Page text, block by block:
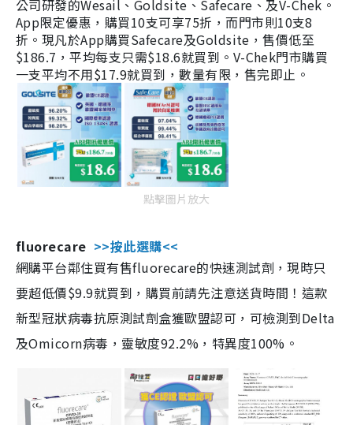
公司研發的Wesail、Goldsite、Safecare、及V-Chek。
App限定優惠，購買10支可享75折，而門市則10支8
折。現凡於App購買Safecare及Goldsite，售價低至
$186.7，平均每支只需$18.6就買到。V-Chek門市購買
一支平均不用$17.9就買到，數量有限，售完即止。
點擊圖片放大
fluorecare >>按此選購<<
網購平台鄰住買有售fluorecare的快速測試劑，現時只
要超低價$9.9就買到，購買前請先注意送貨時間！這款
新型冠狀病毒抗原測試劑盒獲歐盟認可，可檢測到Delta
及Omicorn病毒，靈敏度92.2%，特異度100%。